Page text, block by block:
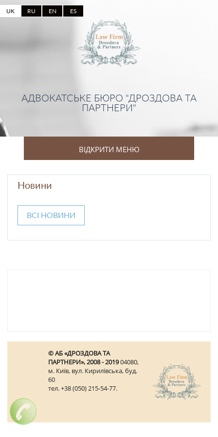
UK RU EN ES
АДВОКАТСЬКЕ БЮРО "ДРОЗДОВА ТА
ПАРТНЕРИ"
ВІДКРИТИ МЕНЮ
Новини
ВСІ НОВИНИ
© АБ «ДРОЗДОВА ТА
ПАРТНЕРИ», 2008 - 201904080,
м. Київ, вул. Кирилівська, буд.
60
тел. +38 (050) 215-54-77.